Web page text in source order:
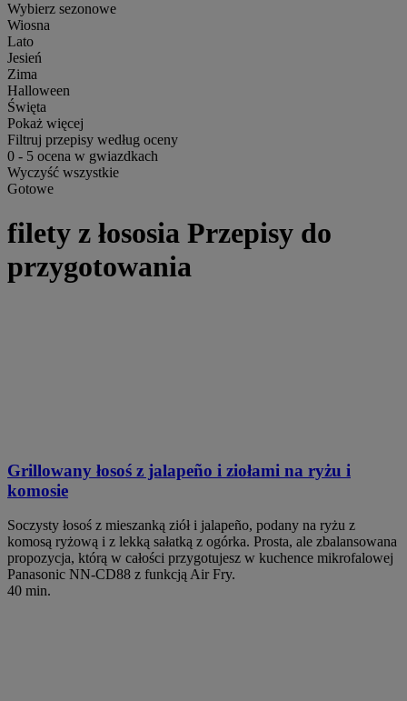
Wybierz sezonowe
Wiosna
Lato
Jesień
Zima
Halloween
Święta
Pokaż więcej
Filtruj przepisy według oceny
0 - 5 ocena w gwiazdkach
Wyczyść wszystkie
Gotowe
filety z łososia Przepisy do
przygotowania
Grillowany łosoś z jalapeño i ziołami na ryżu i
komosie
Soczysty łosoś z mieszanką ziół i jalapeño, podany na ryżu z
komosą ryżową i z lekką sałatką z ogórka. Prosta, ale zbalansowana
propozycja, którą w całości przygotujesz w kuchence mikrofalowej
Panasonic NN-CD88 z funkcją Air Fry.
40 min.